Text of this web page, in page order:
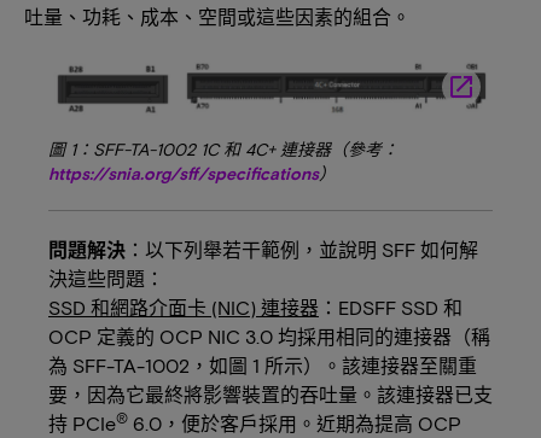
吐量、功耗、成本、空間或這些因素的組合。
launch
圖 1：SFF-TA-1002 1C 和 4C+ 連接器（參考：
https://snia.org/sff/specifications）
問題解決 ：以下列舉若干範例，並說明 SFF 如何解
決這些問題：
SSD 和網路介面卡 (NIC) 連接器 ：EDSFF SSD 和
OCP 定義的 OCP NIC 3.0 均採用相同的連接器（稱
為 SFF-TA-1002，如圖 1 所示）。該連接器至關重
要，因為它最終將影響裝置的吞吐量。該連接器已支
持 PCIe® 6.0，便於客戶採用。近期為提高 OCP